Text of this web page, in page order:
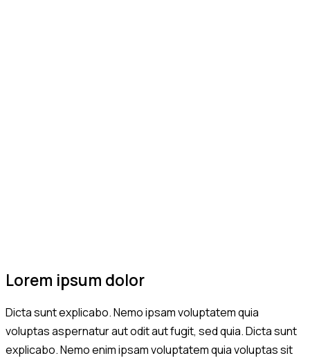
Lorem ipsum dolor
Dicta sunt explicabo. Nemo ipsam voluptatem quia
voluptas aspernatur aut odit aut fugit, sed quia. Dicta sunt
explicabo. Nemo enim ipsam voluptatem quia voluptas sit